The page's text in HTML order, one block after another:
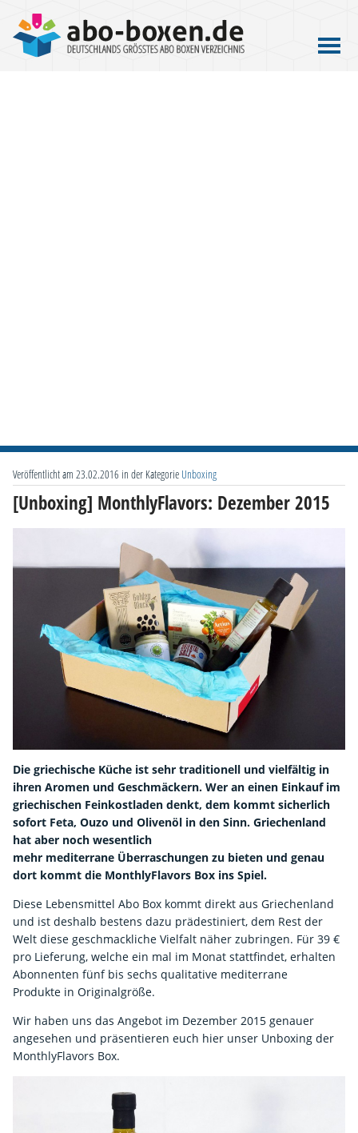
Veröffentlicht am 23.02.2016 in der Kategorie Unboxing
[Unboxing] MonthlyFlavors: Dezember 2015
Die griechische Küche ist sehr traditionell und vielfältig in
ihren Aromen und Geschmäckern. Wer an einen Einkauf im
griechischen Feinkostladen denkt, dem kommt sicherlich
sofort Feta, Ouzo und Olivenöl in den Sinn. Griechenland
hat aber noch wesentlich
mehr mediterrane Überraschungen zu bieten und genau
dort kommt die MonthlyFlavors Box ins Spiel.
Diese Lebensmittel Abo Box kommt direkt aus Griechenland
und ist deshalb bestens dazu prädestiniert, dem Rest der
Welt diese geschmackliche Vielfalt näher zubringen. Für 39 €
pro Lieferung, welche ein mal im Monat stattfindet, erhalten
Abonnenten fünf bis sechs qualitative mediterrane
Produkte in Originalgröße.
Wir haben uns das Angebot im Dezember 2015 genauer
angesehen und präsentieren euch hier unser Unboxing der
MonthlyFlavors Box.